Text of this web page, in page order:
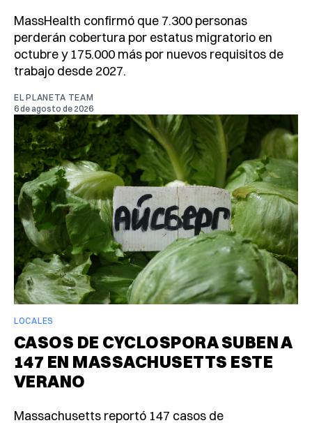
MassHealth confirmó que 7.300 personas
perderán cobertura por estatus migratorio en
octubre y 175.000 más por nuevos requisitos de
trabajo desde 2027.
EL PLANETA TEAM
6 de agosto de 2026
LOCALES
CASOS DE CYCLOSPORA SUBEN A
147 EN MASSACHUSETTS ESTE
VERANO
Massachusetts reportó 147 casos de